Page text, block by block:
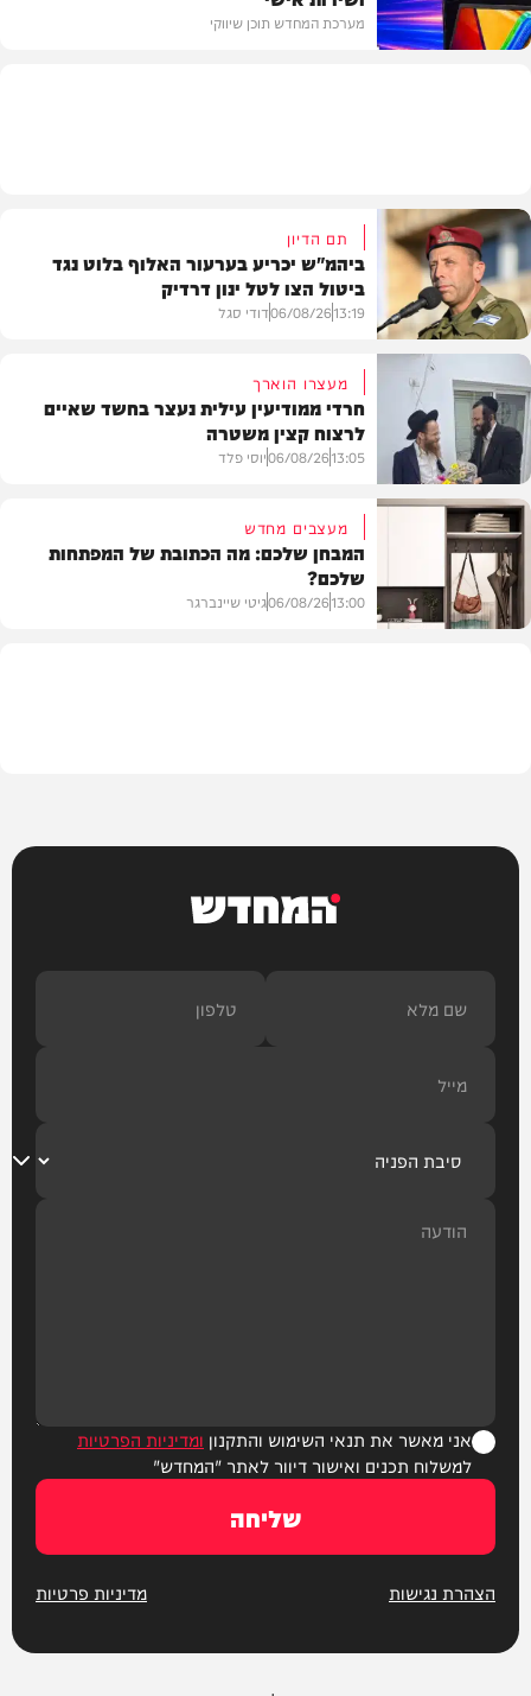
מערכת המחדש תוכן שיווקי
משפט
תם הדיון
ביהמ"ש יכריע בערעור האלוף בלוט נגד
ביטול הצו לטל ינון דרדיק
13:19
06/08/26דודי סגל
חרדים
מעצרו הוארך
חרדי ממודיעין עילית נעצר בחשד שאיים
לרצוח קצין משטרה
13:05
06/08/26יוסי פלד
מעצבים מחדש
המבחן שלכם: מה הכתובת של המפתחות
שלכם?
13:00
06/08/26גיטי שיינברגר
המחדש
אני מאשר את תנאי השימוש והתקנון ומדיניות הפרטיות
למשלוח תכנים ואישור דיוור לאתר "המחדש"
שליחה
הצהרת נגישות מדיניות פרטיות